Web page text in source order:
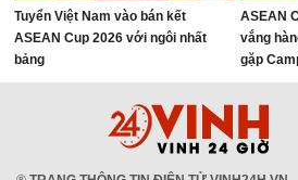
Tuyển Việt Nam vào bán kết
ASEAN Cup 2026 với ngôi nhất
bảng
ASEAN
vắng
gặp